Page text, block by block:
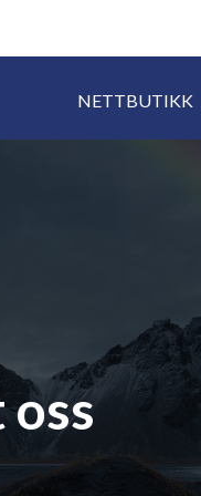
NETTBUTIKK